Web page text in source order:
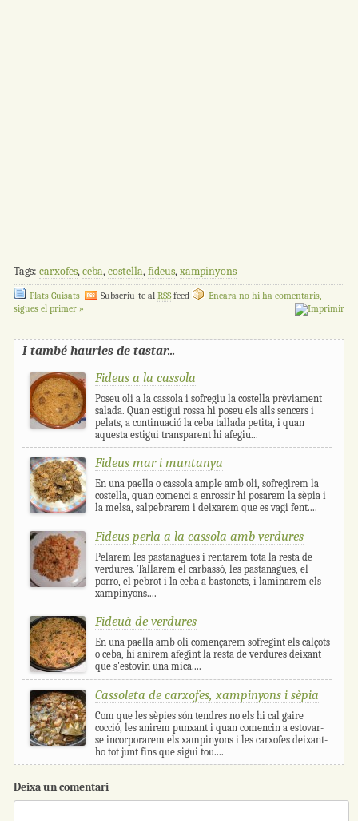
Tags: carxofes,ceba,costella,fideus,xampinyons
Plats Guisats Subscriu-te al RSSfeed
Encara no hi ha comentaris,
sigues el primer »
I també hauries de tastar...
Fideus a la cassola
Poseu oli a la cassola i sofregiu la costella prèviament
salada. Quan estigui rossa hi poseu els alls sencers i
pelats, a continuació la ceba tallada petita, i quan
aquesta estigui transparent hi afegiu...
Fideus mar i muntanya
En una paella o cassola ample amb oli, sofregirem la
costella, quan comenci a enrossir hi posarem la sèpia i
la melsa, salpebrarem i deixarem que es vagi fent....
Fideus perla a la cassola amb verdures
Pelarem les pastanagues i rentarem tota la resta de
verdures. Tallarem el carbassó, les pastanagues, el
porro, el pebrot i la ceba a bastonets, i laminarem els
xampinyons....
Fideuà de verdures
En una paella amb oli començarem sofregint els calçots
o ceba, hi anirem afegint la resta de verdures deixant
que s'estovin una mica....
Cassoleta de carxofes, xampinyons i sèpia
Com que les sèpies són tendres no els hi cal gaire
cocció, les anirem punxant i quan comencin a estovar-
se incorporarem els xampinyons i les carxofes deixant-
ho tot junt fins que sigui tou....
Deixa un comentari